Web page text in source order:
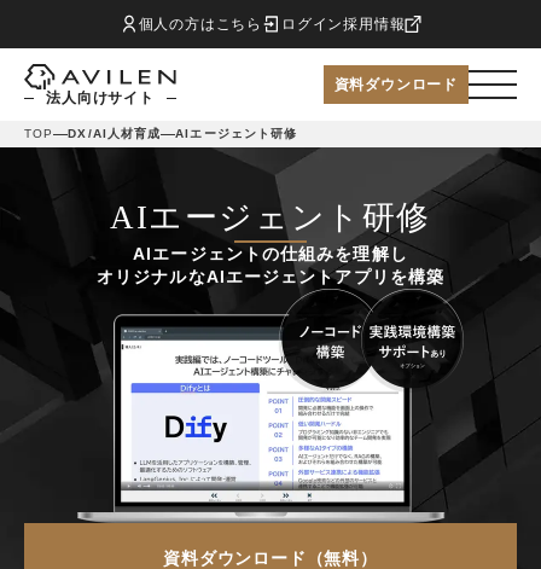
個人の方はこちら ログイン採用情報
法人向けサイト
資料ダウンロード
TOP DX/AI人材育成 AIエージェント研修
AIエージェント研修
AIエージェントの仕組みを理解し
オリジナルなAIエージェントアプリを構築
資料ダウンロード（無料）